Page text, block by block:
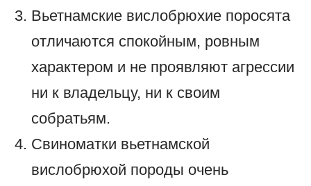
Вьетнамские вислобрюхие поросята
отличаются спокойным, ровным
характером и не проявляют агрессии
ни к владельцу, ни к своим
собратьям.
Свиноматки вьетнамской
вислобрюхой породы очень